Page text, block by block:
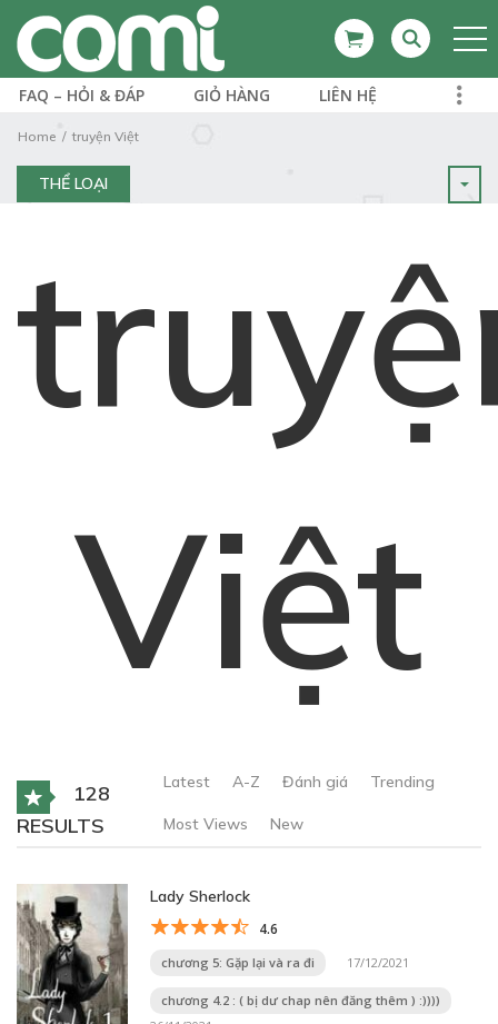
FAQ – HỎI & ĐÁP GIỎ HÀNG LIÊN HỆ
Home truyện Việt
THỂ LOẠI
Việt
128
RESULTS
Latest A-Z Đánh giá Trending
Most Views New
Lady Sherlock
4.6
chương 5: Gặp lại và ra đi 17/12/2021
chương 4.2 : ( bị dư chap nên đăng thêm ) :))))